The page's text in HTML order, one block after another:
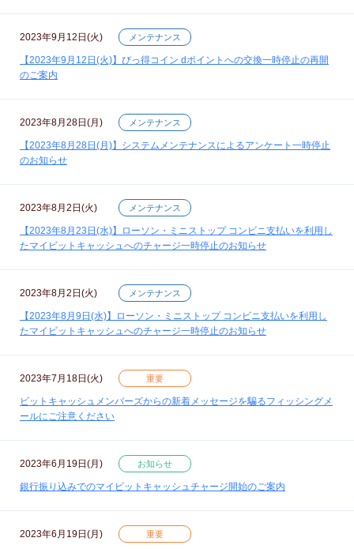
2023年9月12日(火) メンテナンス
【2023年9月12日(火)】びっ得コイン dポイントへの交換一時停止の再開
のご案内
2023年8月28日(月) メンテナンス
【2023年8月28日(月)】システムメンテナンスによるアンケート一時停止
のお知らせ
2023年8月2日(火) メンテナンス
【2023年8月23日(水)】ローソン・ミニストップ コンビニ支払いを利用し
たマイビットキャッシュへのチャージ一時停止のお知らせ
2023年8月2日(火) メンテナンス
【2023年8月9日(水)】ローソン・ミニストップ コンビニ支払いを利用し
たマイビットキャッシュへのチャージ一時停止のお知らせ
2023年7月18日(火) 重要
ビットキャッシュメンバーズからの新着メッセージを騙るフィッシングメ
ールにご注意ください
2023年6月19日(月) お知らせ
銀行振り込みでのマイビットキャッシュチャージ開始のご案内
2023年6月19日(月) 重要